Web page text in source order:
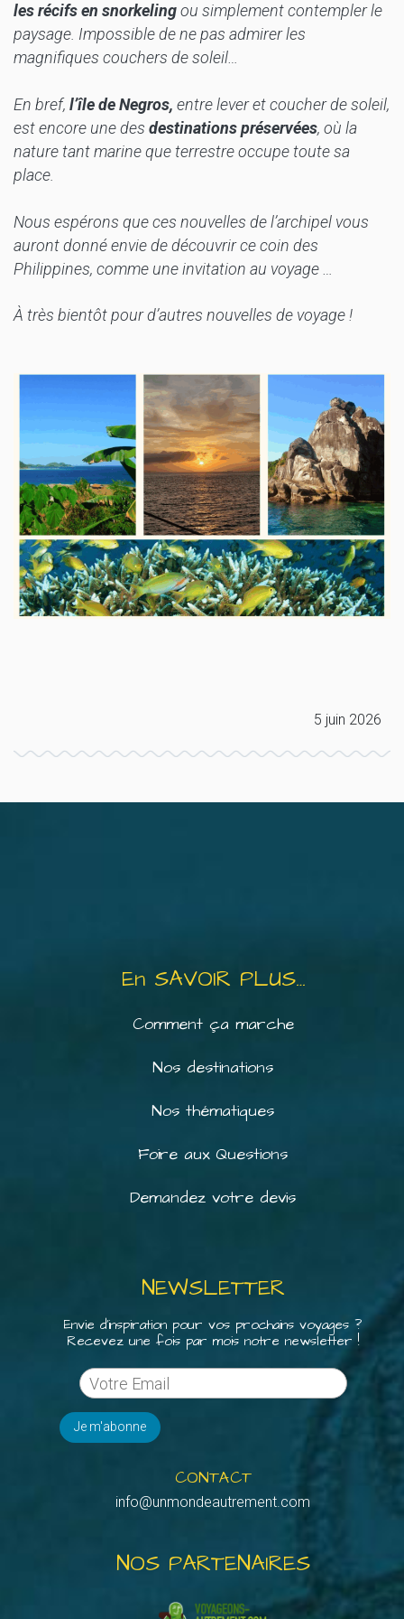
les récifs en snorkelingou simplement contempler le
paysage. Impossible de ne pas admirer les
magnifiques couchers de soleil…
En bref, l’île de Negros, entre lever et coucher de soleil,
est encore une des destinations préservées, où la
nature tant marine que terrestre occupe toute sa
place.
Nous espérons que ces nouvelles de l’archipel vous
auront donné envie de découvrir ce coin des
Philippines, comme une invitation au voyage …
À très bientôt pour d’autres nouvelles de voyage !
5 juin 2026
En SAVOIR PLUS…
Comment ça marche
Nos destinations
Nos thématiques
Foire aux Questions
Demandez votre devis
NEWSLETTER
Envie d'inspiration pour vos prochains voyages ?
Recevez une fois par mois notre newsletter !
CONTACT
info@unmondeautrement.com
NOS PARTENAIRES